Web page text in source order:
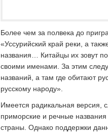
Более чем за полвека до
«Уссурийский край реки, а
названия… Китайцы их зовут
своими именами. За этим
названий, а там где обитают
русскому народу».
Имеется радикальная версия,
приморские и речные
страны. Однако поддержки